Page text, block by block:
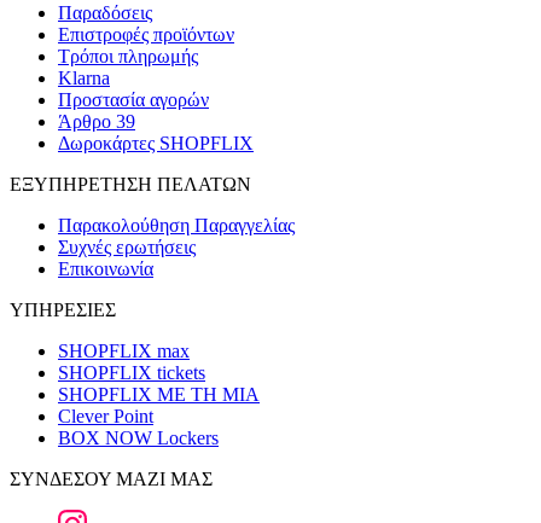
Παραδόσεις
Επιστροφές προϊόντων
Τρόποι πληρωμής
Klarna
Προστασία αγορών
Άρθρο 39
Δωροκάρτες SHOPFLIX
ΕΞΥΠΗΡΕΤΗΣΗ ΠΕΛΑΤΩΝ
Παρακολούθηση Παραγγελίας
Συχνές ερωτήσεις
Επικοινωνία
ΥΠΗΡΕΣΙΕΣ
SHOPFLIX max
SHOPFLIX tickets
SHOPFLIX ΜΕ ΤΗ ΜΙΑ
Clever Point
BOX NOW Lockers
ΣΥΝΔΕΣΟΥ ΜΑΖΙ ΜΑΣ